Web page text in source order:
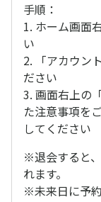
手順：
1. ホーム画面
い
2. 「アカウン
ださい
3. 画面右上の
た注意事項を
してください
※退会すると
れます。
※未来日に予